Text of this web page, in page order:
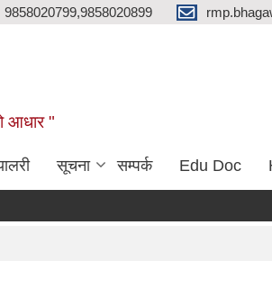
9858020799,9858020899
आधार "
सूचना सम्पर्क Edu Doc